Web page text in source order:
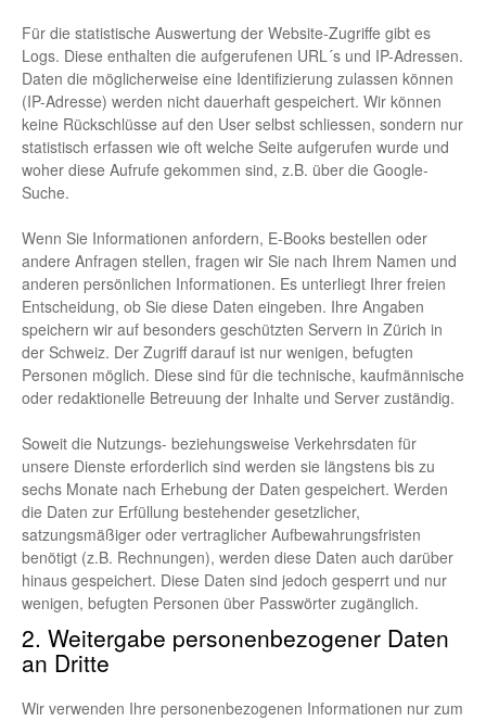
Für die statistische Auswertung der Website-Zugriffe gibt es
Logs. Diese enthalten die aufgerufenen URL´s und IP-Adressen.
Daten die möglicherweise eine Identifizierung zulassen können
(IP-Adresse) werden nicht dauerhaft gespeichert. Wir können
keine Rückschlüsse auf den User selbst schliessen, sondern nur
statistisch erfassen wie oft welche Seite aufgerufen wurde und
woher diese Aufrufe gekommen sind, z.B. über die Google-
Suche.
Wenn Sie Informationen anfordern, E-Books bestellen oder
andere Anfragen stellen, fragen wir Sie nach Ihrem Namen und
anderen persönlichen Informationen. Es unterliegt Ihrer freien
Entscheidung, ob Sie diese Daten eingeben. Ihre Angaben
speichern wir auf besonders geschützten Servern in Zürich in
der Schweiz. Der Zugriff darauf ist nur wenigen, befugten
Personen möglich. Diese sind für die technische, kaufmännische
oder redaktionelle Betreuung der Inhalte und Server zuständig.
Soweit die Nutzungs- beziehungsweise Verkehrsdaten für
unsere Dienste erforderlich sind werden sie längstens bis zu
sechs Monate nach Erhebung der Daten gespeichert. Werden
die Daten zur Erfüllung bestehender gesetzlicher,
satzungsmäßiger oder vertraglicher Aufbewahrungsfristen
benötigt (z.B. Rechnungen), werden diese Daten auch darüber
hinaus gespeichert. Diese Daten sind jedoch gesperrt und nur
wenigen, befugten Personen über Passwörter zugänglich.
2. Weitergabe personenbezogener Daten
an Dritte
Wir verwenden Ihre personenbezogenen Informationen nur zum